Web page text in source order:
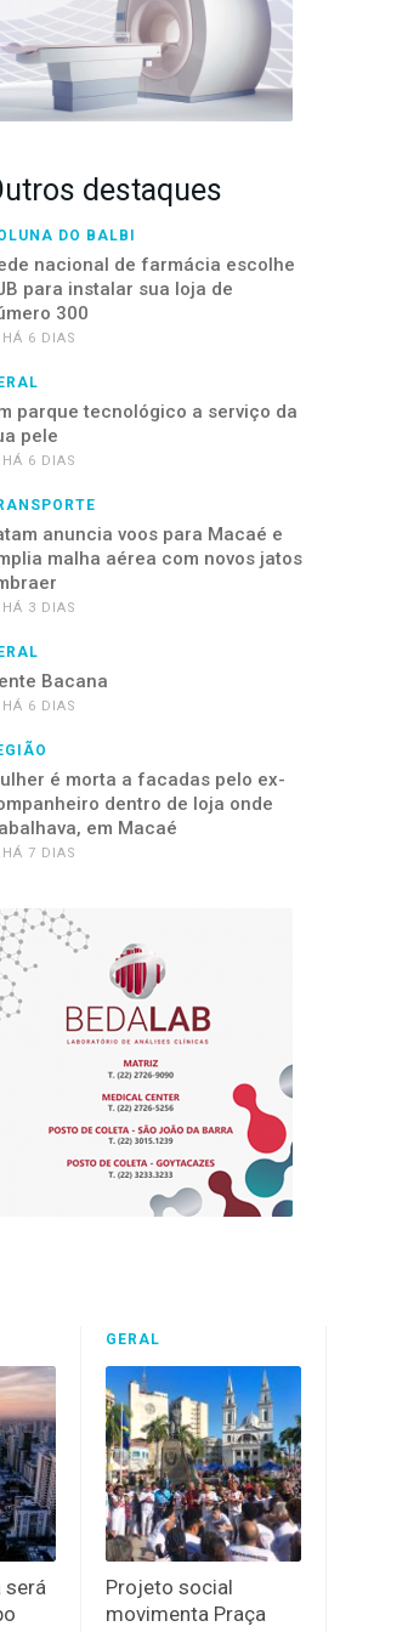
destaques
DO BALBI
nacional de farmácia escolhe
para instalar sua loja de
300
HÁ 6 DIAS
parque tecnológico a serviço da
pele
HÁ 6 DIAS
anuncia voos para Macaé e
malha aérea com novos jatos
HÁ 3 DIAS
Bacana
HÁ 6 DIAS
é morta a facadas pelo ex-
dentro de loja onde
em Macaé
HÁ 7 DIAS
será
GERAL
Projeto social
movimenta Praça